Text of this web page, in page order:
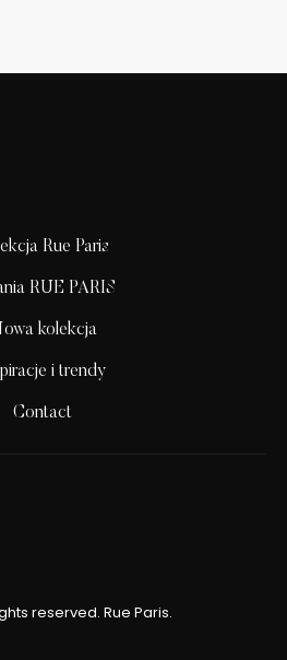
Rue Paris
RUE PARIS
kolekcja
i trendy
Contact
reserved. Rue Paris.